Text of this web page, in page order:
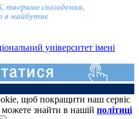
університет імені
щоб покращити наш сервіс
можете знайти в нашій політиці